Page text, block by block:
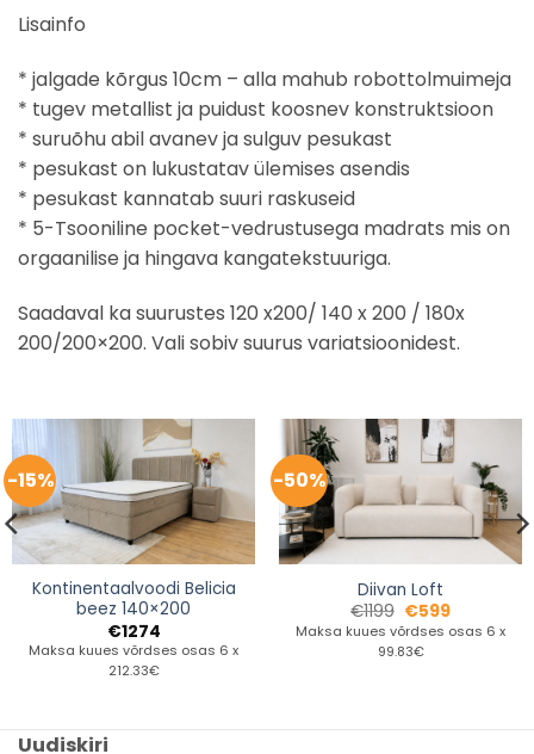
Lisainfo
* jalgade kõrgus 10cm – alla mahub robottolmuimeja
* tugev metallist ja puidust koosnev konstruktsioon
* suruõhu abil avanev ja sulguv pesukast
* pesukast on lukustatav ülemises asendis
* pesukast kannatab suuri raskuseid
* 5-Tsooniline pocket-vedrustusega madrats mis on
orgaanilise ja hingava kangatekstuuriga.
Saadaval ka suurustes 120 x200/ 140 x 200 / 180x
200/200×200. Vali sobiv suurus variatsioonidest.
-15%
Kontinentaalvoodi Belicia
beez 140×200
€1274
Maksa kuues võrdses osas 6 x
212.33€
-50%
Diivan Loft
€1199 €599
Maksa kuues võrdses osas 6 x
99.83€
Uudiskiri